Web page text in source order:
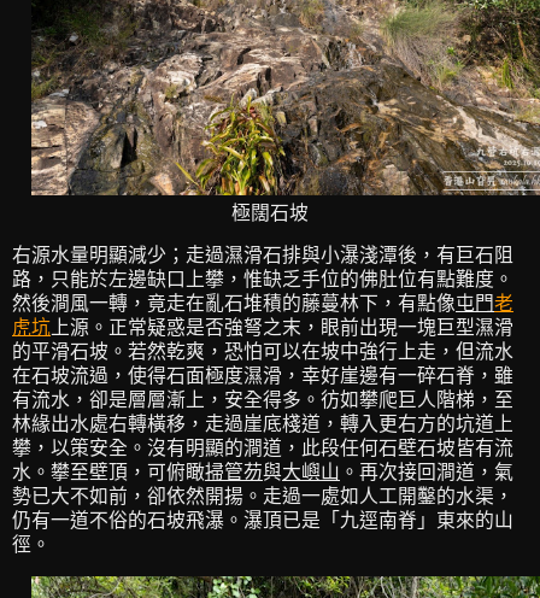
極闊石坡
右源水量明顯減少；走過濕滑石排與小瀑淺潭後，有巨石阻
路，只能於左邊缺口上攀，惟缺乏手位的佛肚位有點難度。
然後澗風一轉，竟走在亂石堆積的藤蔓林下，有點像屯門老
虎坑上源。正常疑惑是否強弩之末，眼前出現一塊巨型濕滑
的平滑石坡。若然乾爽，恐怕可以在坡中強行上走，但流水
在石坡流過，使得石面極度濕滑，幸好崖邊有一碎石脊，雖
有流水，卻是層層漸上，安全得多。彷如攀爬巨人階梯，至
林緣出水處右轉橫移，走過崖底棧道，轉入更右方的坑道上
攀，以策安全。沒有明顯的澗道，此段任何石壁石坡皆有流
水。攀至壁頂，可俯瞰掃管芴與大嶼山 。再次接回澗道，氣
勢已大不如前，卻依然開揚。走過一處如人工開鑿的水渠，
仍有一道不俗的石坡飛瀑。瀑頂已是「九逕南脊」東來的山
徑。